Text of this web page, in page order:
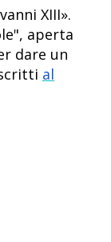
XIII».
aperta
dare un
al